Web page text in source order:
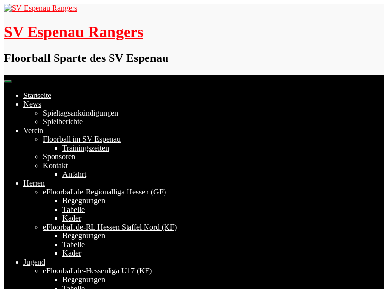
Skip
content
SV Espenau Rangers
Floorball Sparte des SV Espenau
Startseite
News
Spieltagsankündigungen
Spielberichte
Verein
Floorball im SV Espenau
Trainingszeiten
Sponsoren
Kontakt
Anfahrt
Herren
eFloorball.de-Regionalliga Hessen (GF)
Begegnungen
Tabelle
Kader
eFloorball.de-RL Hessen Staffel Nord (KF)
Begegnungen
Tabelle
Kader
Jugend
eFloorball.de-Hessenliga U17 (KF)
Begegnungen